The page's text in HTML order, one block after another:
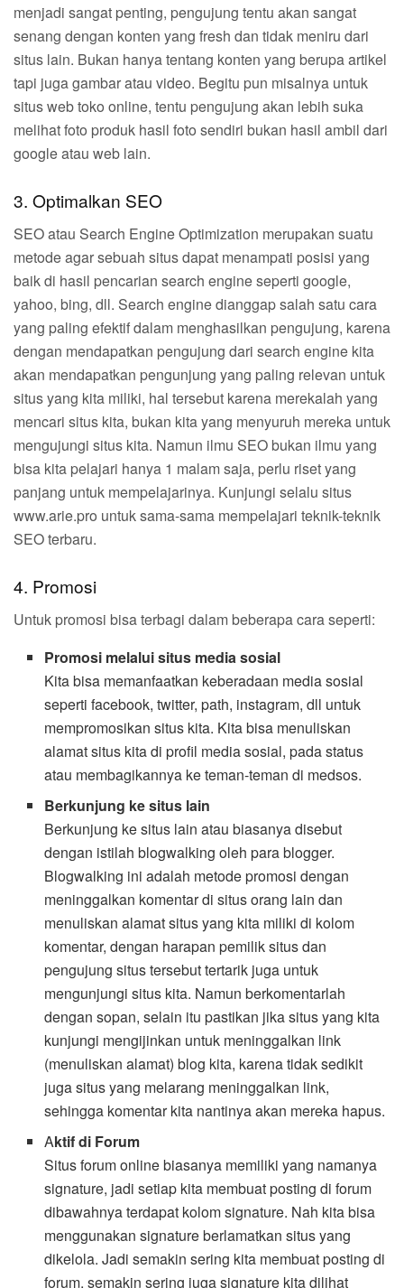
menjadi sangat penting, pengujung tentu akan sangat
senang dengan konten yang fresh dan tidak meniru dari
situs lain. Bukan hanya tentang konten yang berupa artikel
tapi juga gambar atau video. Begitu pun misalnya untuk
situs web toko online, tentu pengujung akan lebih suka
melihat foto produk hasil foto sendiri bukan hasil ambil dari
google atau web lain.
3. Optimalkan SEO
SEO atau Search Engine Optimization merupakan suatu
metode agar sebuah situs dapat menampati posisi yang
baik di hasil pencarian search engine seperti google,
yahoo, bing, dll. Search engine dianggap salah satu cara
yang paling efektif dalam menghasilkan pengujung, karena
dengan mendapatkan pengujung dari search engine kita
akan mendapatkan pengunjung yang paling relevan untuk
situs yang kita miliki, hal tersebut karena merekalah yang
mencari situs kita, bukan kita yang menyuruh mereka untuk
mengujungi situs kita. Namun ilmu SEO bukan ilmu yang
bisa kita pelajari hanya 1 malam saja, perlu riset yang
panjang untuk mempelajarinya. Kunjungi selalu situs
www.arie.pro untuk sama-sama mempelajari teknik-teknik
SEO terbaru.
4. Promosi
Untuk promosi bisa terbagi dalam beberapa cara seperti:
Promosi melalui situs media sosial
Kita bisa memanfaatkan keberadaan media sosial
seperti facebook, twitter, path, instagram, dll untuk
mempromosikan situs kita. Kita bisa menuliskan
alamat situs kita di profil media sosial, pada status
atau membagikannya ke teman-teman di medsos.
Berkunjung ke situs lain
Berkunjung ke situs lain atau biasanya disebut
dengan istilah blogwalking oleh para blogger.
Blogwalking ini adalah metode promosi dengan
meninggalkan komentar di situs orang lain dan
menuliskan alamat situs yang kita miliki di kolom
komentar, dengan harapan pemilik situs dan
pengujung situs tersebut tertarik juga untuk
mengunjungi situs kita. Namun berkomentarlah
dengan sopan, selain itu pastikan jika situs yang kita
kunjungi mengijinkan untuk meninggalkan link
(menuliskan alamat) blog kita, karena tidak sedikit
juga situs yang melarang meninggalkan link,
sehingga komentar kita nantinya akan mereka hapus.
Aktif di Forum
Situs forum online biasanya memiliki yang namanya
signature, jadi setiap kita membuat posting di forum
dibawahnya terdapat kolom signature. Nah kita bisa
menggunakan signature berlamatkan situs yang
dikelola. Jadi semakin sering kita membuat posting di
forum, semakin sering juga signature kita dilihat